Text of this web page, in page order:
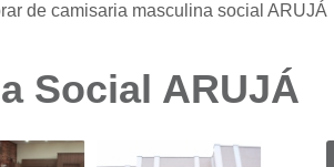
Camisa Masculina
Plus Size
Camisa Jeans
de camisaria masculina social ARUJÁ
Social ARUJÁ